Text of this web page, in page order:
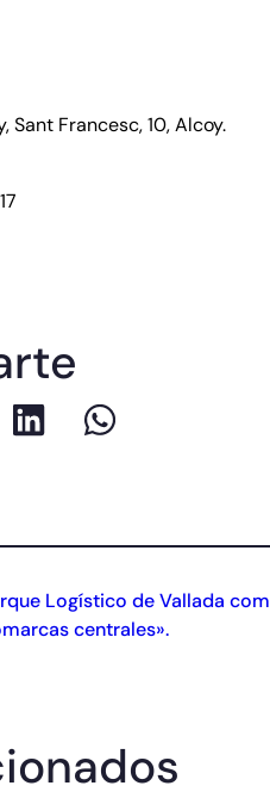
Sant Francesc, 10, Alcoy.
Logístico de Vallada
centrales».